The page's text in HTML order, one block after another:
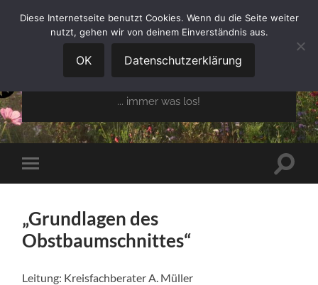
GARTENBAUVEREIN
OBERGLAIM E.V.
... immer was los!
Mobile-
Menü
„Grundlagen des
Obstbaumschnittes“
Leitung: Kreisfachberater A. Müller
Diese Internetseite benutzt Cookies. Wenn du die Seite weiter
nutzt, gehen wir von deinem Einverständnis aus.
OK Datenschutzerklärung